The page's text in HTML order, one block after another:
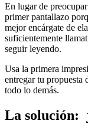
En lugar de
primer pantallazo
mejor encárgate de
suficientemente
seguir leyendo.
Usa la primera
entregar tu propuesta
todo lo demás.
La solución: